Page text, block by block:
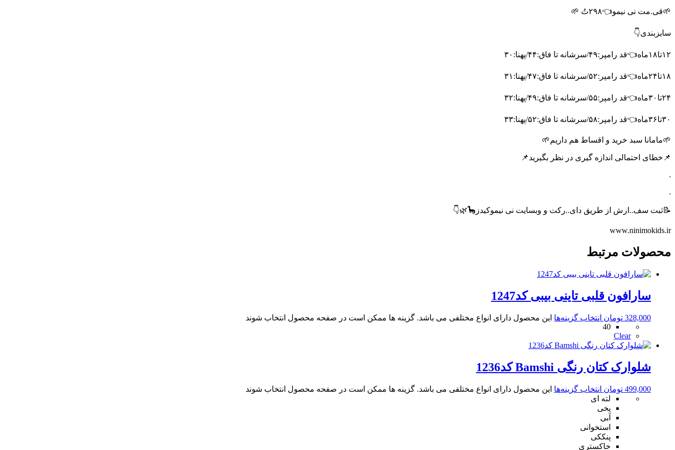
🌱قی.مت نی نیمو👈۲۹۸تُ 🌱
سایزبندی👇
۱۲تا۱۸ماه👈قد رامپر:۴۹/سرشانه تا فاق:۴۴/پهنا:۳۰
۱۸تا۲۴ماه👈قد رامپر:۵۲/سرشانه تا فاق:۴۷/پهنا:۳۱
۲۴تا۳۰ماه👈قد رامپر:۵۵/سرشانه تا فاق:۴۹/پهنا:۳۲
۳۰تا۳۶ماه👈قد رامپر:۵۸/سرشانه تا فاق:۵۲/پهنا:۳۳
🌱مامانا سبد خرید و اقساط هم داریم🌱
📌خطای احتمالی اندازه گیری در نظر بگیرید📌
.
.
📝ثبت سف..ارش از طریق دای..رکت و وبسایت نی نیموکیدز🦕🌿👇
www.ninimokids.ir
محصولات مرتبط
سارافون قلبی تاینی بیبی کد1247
328,000 تومان انتخاب گزینه‌ها این محصول دارای انواع مختلفی می باشد. گزینه ها ممکن است در صفحه محصول انتخاب شوند
40
Clear
شلوارک کتان رنگی Bamshi کد1236
499,000 تومان انتخاب گزینه‌ها این محصول دارای انواع مختلفی می باشد. گزینه ها ممکن است در صفحه محصول انتخاب شوند
لته ای
یخی
آبی
استخوانی
پنککی
خاکستری